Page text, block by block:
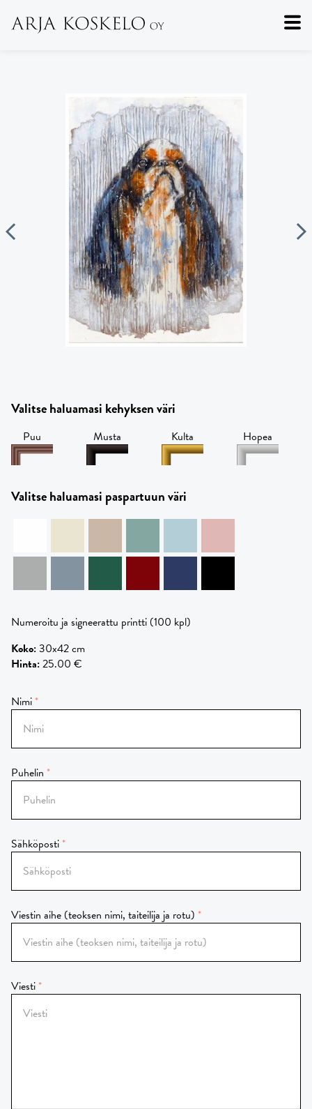
Valitse haluamasi kehyksen väri
Puu Musta Kulta Hopea
Valitse haluamasi paspartuun väri
Numeroitu ja signeerattu printti (100 kpl)
Koko:30x42 cm
Hinta:25.00 €
Nimi
Puhelin
Sähköposti
Viestin aihe (teoksen nimi, taiteilija ja rotu)
Viesti